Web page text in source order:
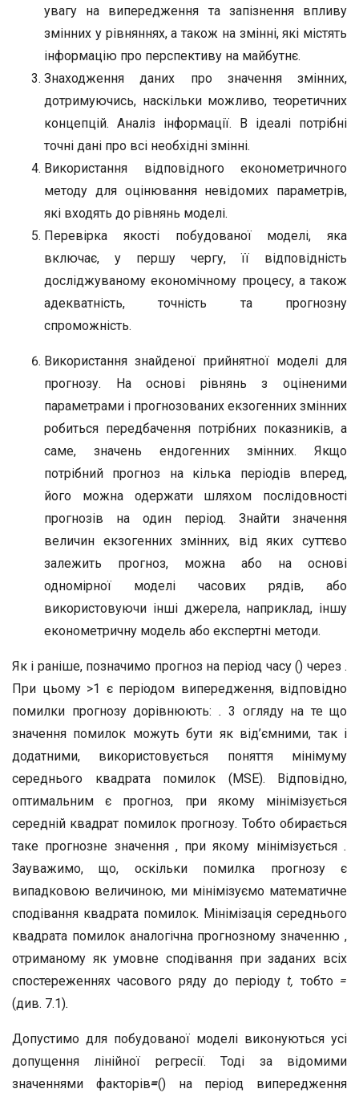
увагу на випередження та запізнення впливу
змінних у рівняннях, а також на змінні, які містять
інформацію про перспективу на майбутнє.
Знаходження даних про значення змінних,
дотримуючись, наскільки можливо, теоретичних
концепцій. Аналіз інформації. В ідеалі потрібні
точні дані про всі необхідні змінні.
Використання відповідного економетричного
методу для оцінювання невідомих параметрів,
які входять до рівнянь моделі.
Перевірка якості побудованої моделі, яка
включає, у першу чергу, її відповідність
досліджуваному економічному процесу, а також
адекватність, точність та прогнозну
спроможність.
Використання знайденої прийнятної моделі для
прогнозу. На основі рівнянь з оціненими
параметрами і прогнозованих екзогенних змінних
робиться передбачення потрібних показників, а
саме, значень ендогенних змінних. Якщо
потрібний прогноз на кілька періодів вперед,
його можна одержати шляхом послідовності
прогнозів на один період. Знайти значення
величин екзогенних змінних, від яких суттєво
залежить прогноз, можна або на основі
одномірної моделі часових рядів, або
використовуючи інші джерела, наприклад, іншу
економетричну модель або експертні методи.
Як і раніше, позначимо прогноз на період часу () через .
При цьому >1 є періодом випередження, відповідно
помилки прогнозу дорівнюють: . 3 огляду на те що
значення помилок можуть бути як від’ємними, так і
додатними, використовується поняття мінімуму
середнього квадрата помилок (MSE). Відповідно,
оптимальним є прогноз, при якому мінімізується
середній квадрат помилок прогнозу. Тобто обирається
таке прогнозне значення , при якому мінімізується .
Зауважимо, що, оскільки помилка прогнозу є
випадковою величиною, ми мінімізуємо математичне
сподівання квадрата помилок. Мінімізація середнього
квадрата помилок аналогічна прогнозному значенню ,
отриманому як умовне сподівання при заданих всіх
спостереженнях часового ряду до періодуt, тобто =
(див. 7.1).
Допустимо для побудованої моделі виконуються усі
допущення лінійної регресії. Тоді за відомими
значеннями факторів=() на період випередження